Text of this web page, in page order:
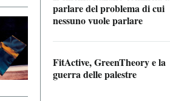
parlare del problema di cui
nessuno vuole parlare
FitActive, GreenTheory e la
guerra delle palestre